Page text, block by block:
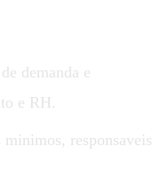
demanda e
e RH.
responsaveis